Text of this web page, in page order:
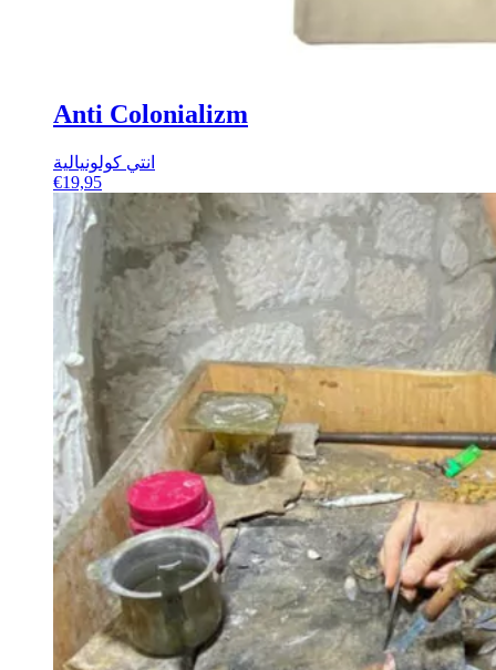
Anti Colonializm
انتي كولونيالية
€19,95